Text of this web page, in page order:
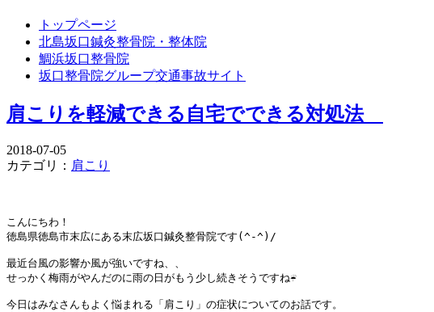
トップページ
北島坂口鍼灸整骨院・整体院
鯛浜坂口整骨院
坂口整骨院グループ交通事故サイト
肩こりを軽減できる自宅でできる対処法
2018-07-05
カテゴリ： 肩こり
こんにちわ！
徳島県徳島市末広にある末広坂口鍼灸整骨院です(^-^)/
最近台風の影響か風が強いですね、、
せっかく梅雨がやんだのに雨の日がもう少し続きそうですね☔
今日はみなさんもよく悩まれる「肩こり」の症状についてのお話です。